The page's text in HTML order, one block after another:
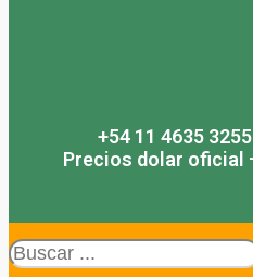
+54 11 4635
Precios dolar oficial
Search
...